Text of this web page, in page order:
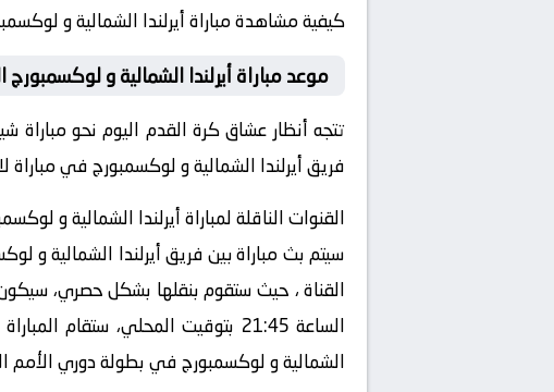
كيفية مشاهدة مباراة أيرلندا الشمالية و لوكسمبورج 2024-09-05 بث مباشر في هذه البطولة
موعد مباراة أيرلندا الشمالية و لوكسمبورج
تتجه أنظار عشاق كرة القدم اليوم نحو
فريق أيرلندا الشمالية و لوكسمبورج في
القنوات الناقلة لمباراة أيرلندا الشمالية و
سيتم بث مباراة بين فريق أيرلندا الشمالية و
الساعة 21:45 بتوقيت المحلي،
الشمالية و لوكسمبورج في بطولة دوري الأمم